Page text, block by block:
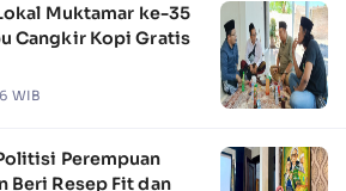
Muktamar ke-35
Cangkir Kopi Gratis
WIB
Perempuan
Beri Resep Fit dan